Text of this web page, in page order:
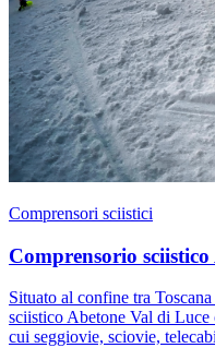
Comprensori sciistici
Comprensorio
Situato al confine tra
sciistico Abetone Val di
cui seggiovie, sciovie,